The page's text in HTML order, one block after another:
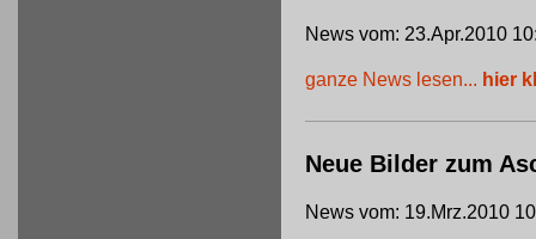
News vom: 23.Apr.2010
ganze News lesen... hier
Neue Bilder zum
News vom: 19.Mrz.2010